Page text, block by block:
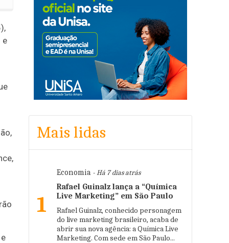
e
Mais lidas
1
Economia - Há 7 dias atrás
Rafael Guinalz lança a “Química
Live Marketing” em São Paulo
Rafael Guinalz, conhecido personagem
do live marketing brasileiro, acaba de
abrir sua nova agência: a Química Live
Marketing. Com sede em São Paulo...